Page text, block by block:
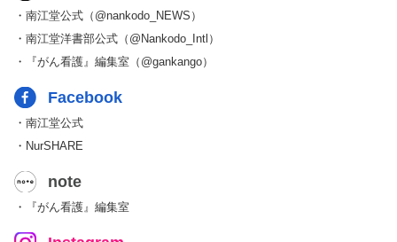
・南江堂公式（@nankodo_NEWS）
・南江堂洋書部公式（@Nankodo_Intl）
・『がん看護』編集室（@gankango）
Facebook
・南江堂公式
・NurSHARE
note
・『がん看護』編集室